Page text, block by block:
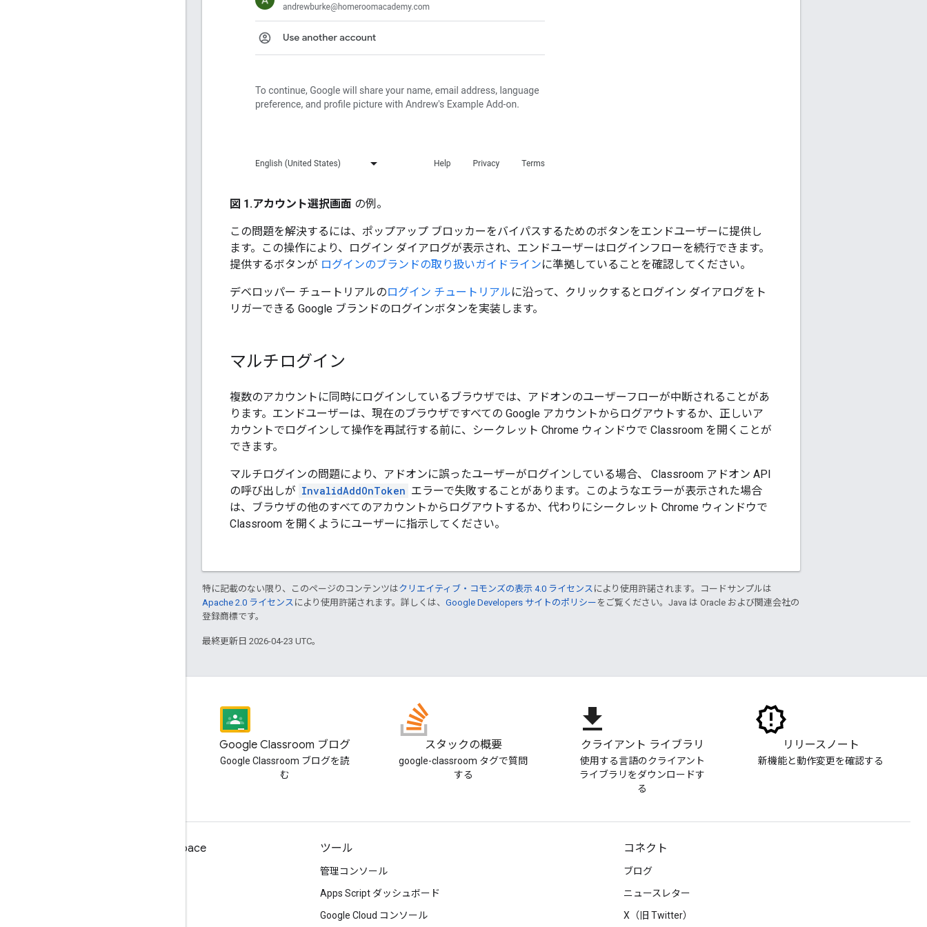
図 1.アカウント選択画面 の例。
この問題を解決するには、ポップアップ ブロッカーをバイパスするためのボタンをエンドユーザーに提供し
ます。この操作により、ログイン ダイアログが表示され、エンドユーザーはログインフローを続行できます。
提供するボタンが ログインのブランドの取り扱いガイドラインに準拠していることを確認してください。
デベロッパー チュートリアルのログイン チュートリアルに沿って、クリックするとログイン ダイアログをト
リガーできる Google ブランドのログインボタンを実装します。
マルチログイン
複数のアカウントに同時にログインしているブラウザでは、アドオンのユーザーフローが中断されることがあ
ります。エンドユーザーは、現在のブラウザですべての Google アカウントからログアウトするか、正しいア
カウントでログインして操作を再試行する前に、シークレット Chrome ウィンドウで Classroom を開くことが
できます。
マルチログインの問題により、アドオンに誤ったユーザーがログインしている場合、 Classroom アドオン API
の呼び出しが InvalidAddOnToken エラーで失敗することがあります。このようなエラーが表示された場合
は、ブラウザの他のすべてのアカウントからログアウトするか、代わりにシークレット Chrome ウィンドウで
Classroom を開くようにユーザーに指示してください。
特に記載のない限り、このページのコンテンツはクリエイティブ・コモンズの表示 4.0 ライセンス により使用許諾されます。コードサンプルは
Apache 2.0 ライセンス により使用許諾されます。詳しくは、 Google Developers サイトのポリシー をご覧ください。Java は Oracle および関連会社の
登録商標です。
最終更新日 2026-04-23 UTC。
Google Classroom ブログ
Google Classroom ブログを読
む
スタックの概要
google-classroom タグで質問
する
file_download
クライアント ライブラリ
使用する言語のクライアント
ライブラリをダウンロードす
る
リリースノート
新機能と動作変更を確認する
デベロッパー向け Google Workspace ツール
管理コンソール
Apps Script ダッシュボード
Google Cloud コンソール
コネクト
ブログ
ニュースレター
X（旧 Twitter）